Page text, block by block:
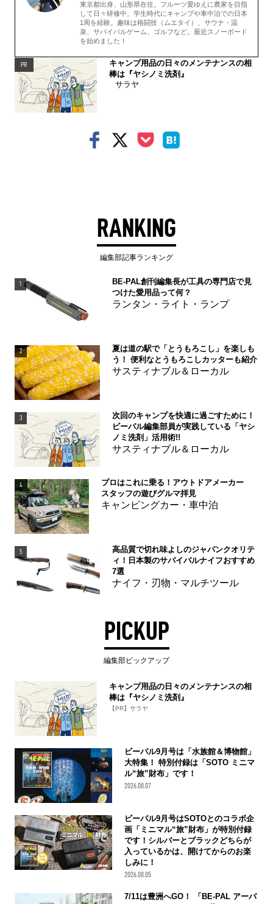
東京都出身、山形県在住。フルーツ愛ゆえに農家を目指
して日々研修中。学生時代にキャンプや車中泊での日本
1周を経験。趣味は格闘技（ムエタイ）、サウナ・温
泉、サバイバルゲーム、ゴルフなど。最近スノーボード
を始めました！
PR
キャンプ用品の日々のメンテナンスの相
棒は『ヤシノミ洗剤』
サラヤ
RANKING
編集部記事ランキング
1
BE-PAL創刊編集長が工具の専門店で見
つけた愛用品って何？
ランタン・ライト・ランプ
2
夏は道の駅で「とうもろこし」を楽しも
う！ 便利なとうもろこしカッターも紹介
サスティナブル＆ローカル
3
次回のキャンプを快適に過ごすために！
ビーパル編集部員が実践している「ヤシ
ノミ洗剤」活用術!!
サスティナブル＆ローカル
4
プロはこれに乗る！アウトドアメーカー
スタッフの遊びグルマ拝見
キャンピングカー・車中泊
5
高品質で切れ味よしのジャパンクオリテ
ィ！日本製のサバイバルナイフおすすめ
7選
ナイフ・刃物・マルチツール
PICKUP
編集部ピックアップ
キャンプ用品の日々のメンテナンスの相
棒は『ヤシノミ洗剤』
【PR】サラヤ
ビーパル9月号は「水族館＆博物館」
大特集！ 特別付録は「SOTO ミニマ
ル“旅”財布」です！
2026.08.07
ビーパル9月号はSOTOとのコラボ企
画「ミニマル“旅”財布」が特別付録
です！シルバーとブラックどちらが
入っているかは、開けてからのお楽
しみに！
2026.08.05
7/11は豊洲へGO！ 「BE-PAL アーバ